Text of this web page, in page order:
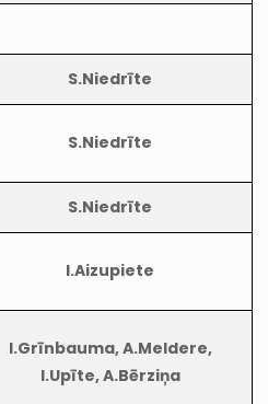
S.Niedrīte
S.Niedrīte
S.Niedrīte
I.Aizupiete
I.Grīnbauma, A.Meldere,
I.Upīte, A.Bērziņa